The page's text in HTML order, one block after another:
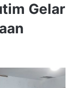
Gelar